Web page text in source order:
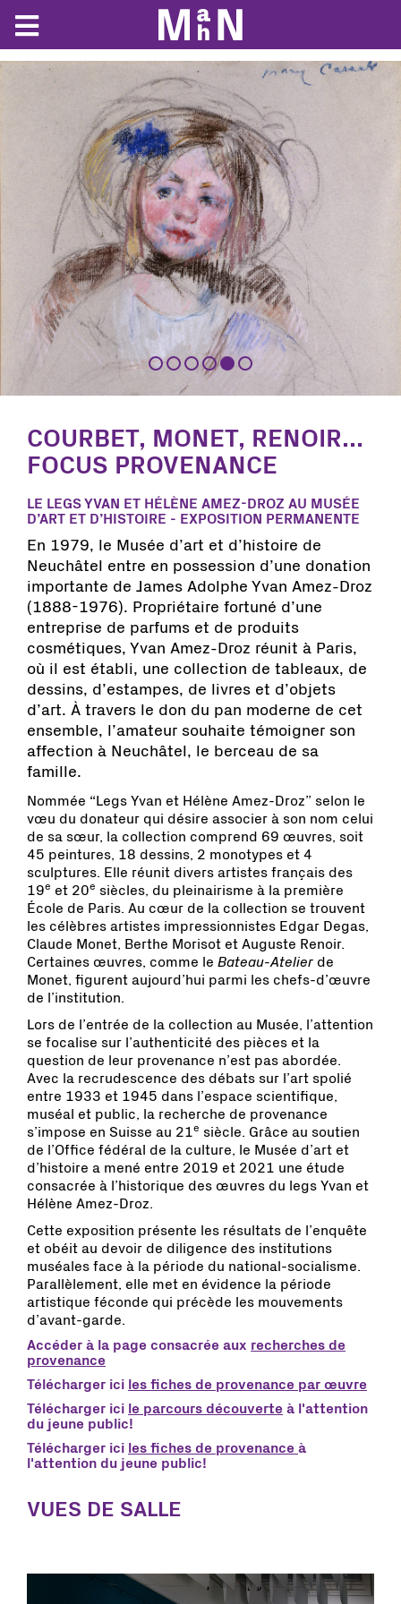
COURBET, MONET, RENOIR...
FOCUS PROVENANCE
LE LEGS YVAN ET HÉLÈNE AMEZ-DROZ AU MUSÉE
D’ART ET D’HISTOIRE - EXPOSITION PERMANENTE
En 1979, le Musée d’art et d’histoire de
Neuchâtel entre en possession d’une donation
importante de James Adolphe Yvan Amez-Droz
(1888-1976). Propriétaire fortuné d’une
entreprise de parfums et de produits
cosmétiques, Yvan Amez-Droz réunit à Paris,
où il est établi, une collection de tableaux, de
dessins, d’estampes, de livres et d’objets
d’art. À travers le don du pan moderne de cet
ensemble, l’amateur souhaite témoigner son
affection à Neuchâtel, le berceau de sa
famille.
Nommée “Legs Yvan et Hélène Amez-Droz” selon le
vœu du donateur qui désire associer à son nom celui
de sa sœur, la collection comprend 69 œuvres, soit
45 peintures, 18 dessins, 2 monotypes et 4
sculptures. Elle réunit divers artistes français des
19e et 20e siècles, du pleinairisme à la première
École de Paris. Au cœur de la collection se trouvent
les célèbres artistes impressionnistes Edgar Degas,
Claude Monet, Berthe Morisot et Auguste Renoir.
Certaines œuvres, comme le Bateau-Atelier de
Monet, figurent aujourd’hui parmi les chefs-d’œuvre
de l’institution.
Lors de l’entrée de la collection au Musée, l’attention
se focalise sur l’authenticité des pièces et la
question de leur provenance n’est pas abordée.
Avec la recrudescence des débats sur l’art spolié
entre 1933 et 1945 dans l’espace scientifique,
muséal et public, la recherche de provenance
s’impose en Suisse au 21e siècle. Grâce au soutien
de l’Office fédéral de la culture, le Musée d’art et
d’histoire a mené entre 2019 et 2021 une étude
consacrée à l’historique des œuvres du legs Yvan et
Hélène Amez-Droz.
Cette exposition présente les résultats de l’enquête
et obéit au devoir de diligence des institutions
muséales face à la période du national-socialisme.
Parallèlement, elle met en évidence la période
artistique féconde qui précède les mouvements
d’avant-garde.
Accéder à la page consacrée aux recherches de
provenance
Télécharger ici les fiches de provenance par œuvre
Télécharger ici le parcours découverte à l'attention
du jeune public!
Télécharger ici les fiches de provenance à
l'attention du jeune public!
VUES DE SALLE